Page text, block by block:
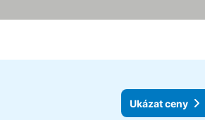
Ukázat ceny